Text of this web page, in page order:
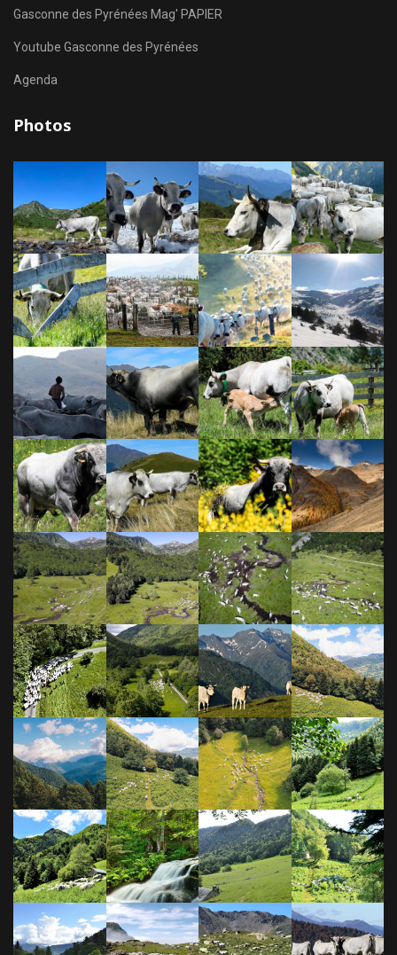
Gasconne des Pyrénées Mag' PAPIER
Youtube Gasconne des Pyrénées
Agenda
Photos